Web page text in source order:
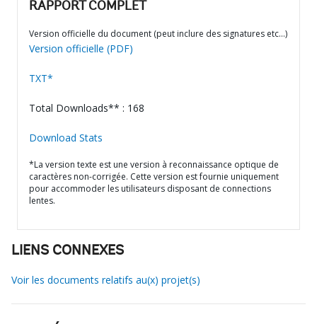
RAPPORT COMPLET
Version officielle du document (peut inclure des signatures etc…)
Version officielle (PDF)
TXT*
Total Downloads** : 168
Download Stats
*La version texte est une version à reconnaissance optique de
caractères non-corrigée. Cette version est fournie uniquement
pour accommoder les utilisateurs disposant de connections
lentes.
LIENS CONNEXES
Voir les documents relatifs au(x) projet(s)